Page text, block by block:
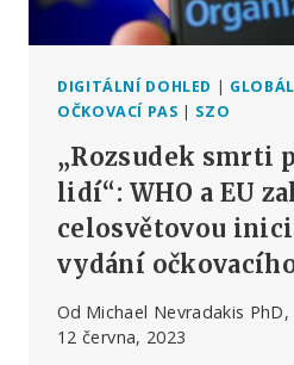
DIGITÁLNÍ DOHLED |
OČKOVACÍ PAS | SZO
„Rozsudek smrti
lidí“: WHO a EU
celosvětovou
vydání
Od Michael Nevradakis
12 června, 2023